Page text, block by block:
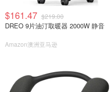
$161.47 $219.00
DREO 9片油汀取暖器 2000W 静音
Amazon澳洲亚马逊